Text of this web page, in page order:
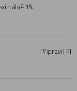
1%.
Připravil PJ